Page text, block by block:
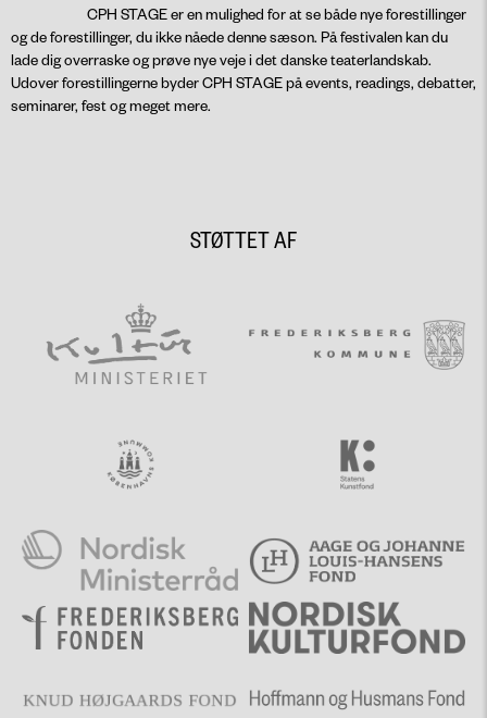
CPH STAGE er en mulighed for at se både nye forestillinger
og de forestillinger, du ikke nåede denne sæson. På festivalen kan du
lade dig overraske og prøve nye veje i det danske teaterlandskab.
Udover forestillingerne byder CPH STAGE på events, readings, debatter,
seminarer, fest og meget mere.
STØTTET AF